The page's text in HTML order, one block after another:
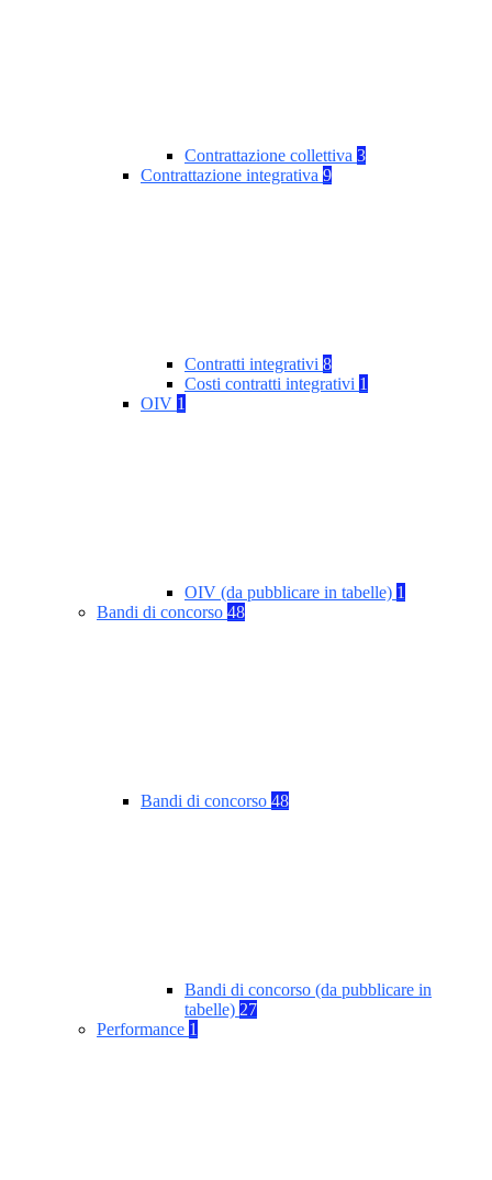
Contrattazione collettiva 3
Contrattazione integrativa 9
Contratti integrativi 8
Costi contratti integrativi 1
OIV 1
OIV (da pubblicare in tabelle) 1
Bandi di concorso 48
Bandi di concorso 48
Bandi di concorso (da pubblicare in
tabelle) 27
Performance 1